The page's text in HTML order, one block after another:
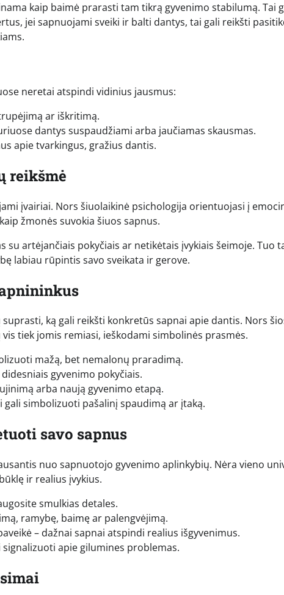
kaip baimė prarasti tam tikrą gyvenimo stabilumą. Tai
jei sapnuojami sveiki ir balti dantys, tai gali reikšti
neretai atspindi vidinius jausmus:
ar iškritimą.
dantys suspaudžiami arba jaučiamas skausmas.
apie tvarkingus, gražius dantis.
reikšmė
įvairiai. Nors šiuolaikinė psichologija orientuojasi į
žmonės suvokia šiuos sapnus.
artėjančiais pokyčiais ar netikėtais įvykiais šeimoje. Tuo
labiau rūpintis savo sveikata ir gerove.
ką gali reikšti konkretūs sapnai apie dantis. Nors
tiek jomis remiasi, ieškodami simbolinės prasmės.
mažą, bet nemalonų praradimą.
gyvenimo pokyčiais.
arba naują gyvenimo etapą.
simbolizuoti pašalinį spaudimą ar įtaką.
savo sapnus
nuo sapnuotojo gyvenimo aplinkybių. Nėra vieno
ir realius įvykius.
smulkias detales.
ramybę, baimę ar palengvėjimą.
– dažnai sapnai atspindi realius išgyvenimus.
apie gilumines problemas.